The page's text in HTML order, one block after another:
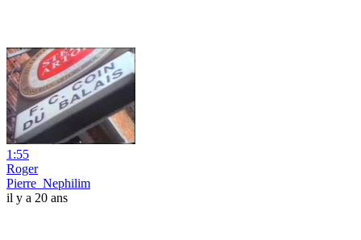
1:55
Roger
Pierre_Nephilim
il y a 20 ans